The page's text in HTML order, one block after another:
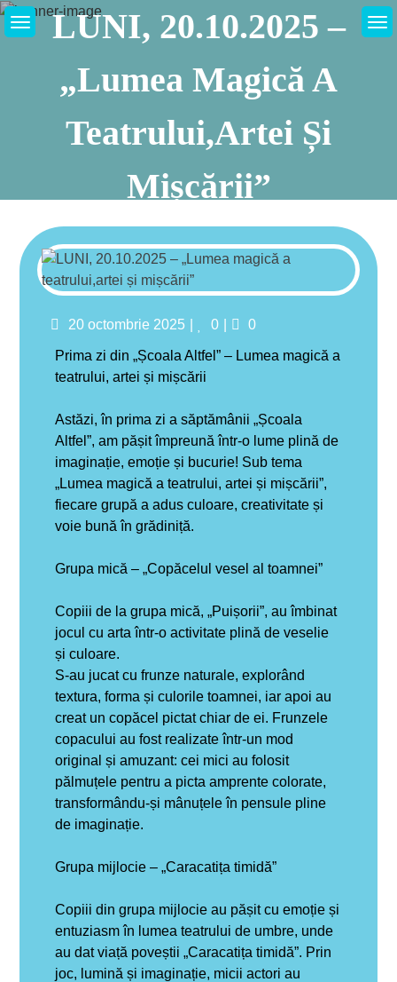
Skip
to
LUNI, 20.10.2025 –
„Lumea Magică A
Teatrului,artei Și
Mișcării”
Home
Evenimente
LUNI, 20.10.2025 – „Lumea Magică A Teatrului,artei Și
Mișcării”
Posted
20 octombrie 2025 Likes
0 Comments
0
Prima zi din „Școala Altfel” – Lumea magică a
teatrului, artei și mișcării
Astăzi, în prima zi a săptămânii „Școala
Altfel”, am pășit împreună într-o lume plină de
imaginație, emoție și bucurie! Sub tema
„Lumea magică a teatrului, artei și mișcării”,
fiecare grupă a adus culoare, creativitate și
voie bună în grădiniță.
Grupa mică – „Copăcelul vesel al toamnei”
Copiii de la grupa mică, „Puișorii”, au îmbinat
jocul cu arta într-o activitate plină de veselie
și culoare.
S-au jucat cu frunze naturale, explorând
textura, forma și culorile toamnei, iar apoi au
creat un copăcel pictat chiar de ei. Frunzele
copacului au fost realizate într-un mod
original și amuzant: cei mici au folosit
pălmuțele pentru a picta amprente colorate,
transformându-și mânuțele în pensule pline
de imaginație.
Grupa mijlocie – „Caracatița timidă”
Copiii din grupa mijlocie au pășit cu emoție și
entuziasm în lumea teatrului de umbre, unde
au dat viață poveștii „Caracatița timidă”. Prin
joc, lumină și imaginație, micii actori au